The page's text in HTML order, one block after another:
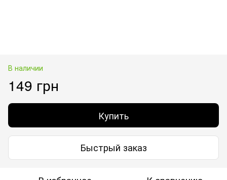
В наличии
149 грн
Купить
Быстрый заказ